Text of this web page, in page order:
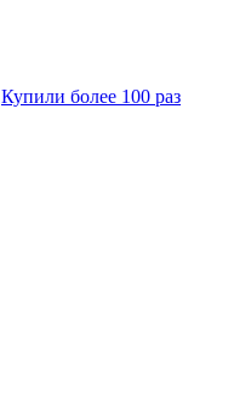
Купили более 100 раз